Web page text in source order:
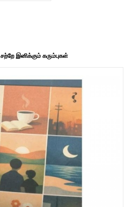
சற்றே இனிக்கும் கரும்புகள்